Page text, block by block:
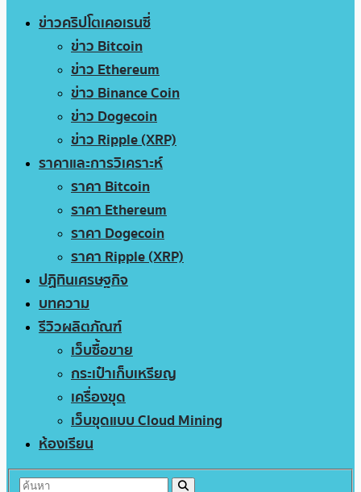
ข่าวคริปโตเคอเรนซี่
ข่าว Bitcoin
ข่าว Ethereum
ข่าว Binance Coin
ข่าว Dogecoin
ข่าว Ripple (XRP)
ราคาและการวิเคราะห์
ราคา Bitcoin
ราคา Ethereum
ราคา Dogecoin
ราคา Ripple (XRP)
ปฏิทินเศรษฐกิจ
บทความ
รีวิวผลิตภัณฑ์
เว็บซื้อขาย
กระเป๋าเก็บเหรียญ
เครื่องขุด
เว็บขุดแบบ Cloud Mining
ห้องเรียน